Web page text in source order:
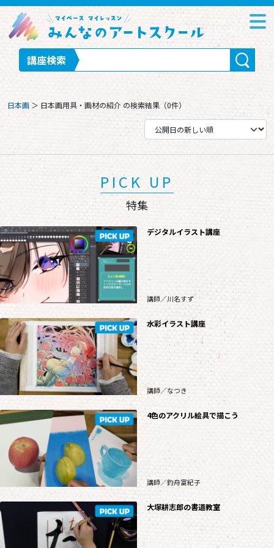
講座検索
日本画 ＞ 日本画用具・画材の紹介 の検索結果（0件）
PICK UP
特集
デジタルイラスト講座
講師／川名すず
水彩イラスト講座
講師／なつき
4色のアクリル絵具で描こう
講師／釣舟富紀子
大塚耕志郎の書道教室